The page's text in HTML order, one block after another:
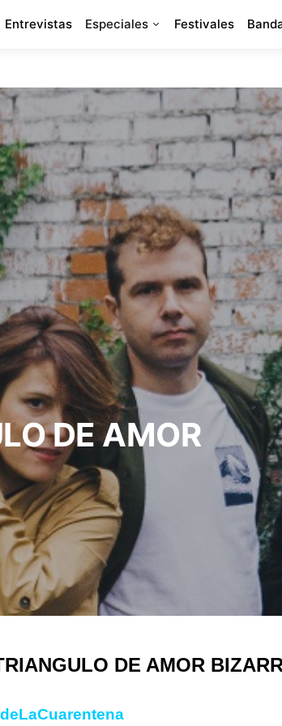
Entrevistas Especiales Festivales
DE AMOR
DE AMOR